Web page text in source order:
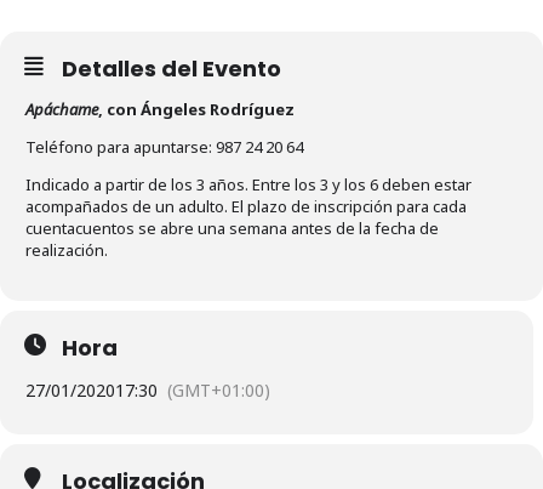
Detalles del Evento
Apáchame, con Ángeles Rodríguez
Teléfono para apuntarse: 987 24 20 64
Indicado a partir de los 3 años. Entre los 3 y los 6 deben estar
acompañados de un adulto. El plazo de inscripción para cada
cuentacuentos se abre una semana antes de la fecha de
realización.
Hora
27/01/202017:30 (GMT+01:00)
Localización